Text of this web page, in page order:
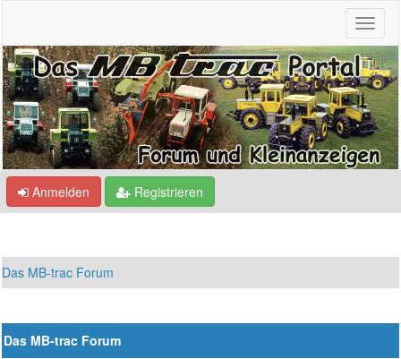
Anmelden Registrieren
Das MB-trac Forum
Das MB-trac Forum